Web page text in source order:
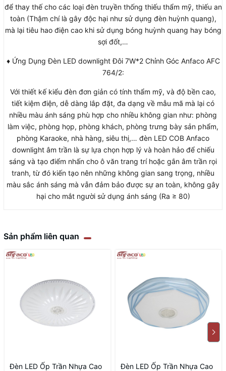
để thay thế cho các loại đèn truyền thống thiếu thẩm mỹ, thiếu an
toàn (Thậm chí là gây độc hại như sử dụng đèn huỳnh quang),
mà lại tiêu hao điện cao khi sử dụng bóng huỳnh quang hay bóng
sợi đốt,…
♦ Ứng Dụng Đèn LED downlight Đôi 7W*2 Chỉnh Góc Anfaco AFC
764/2:
Với thiết kế kiểu đèn đơn giản có tính thẩm mỹ, và độ bền cao,
tiết kiệm điện, dễ dàng lắp đặt, đa dạng về mẫu mã mà lại có
nhiều màu ánh sáng phù hợp cho nhiều không gian như: phòng
làm việc, phòng họp, phòng khách, phòng trưng bày sản phẩm,
phòng Karaoke, nhà hàng, siêu thị,… đèn LED COB Anfaco
downlight âm trần là sự lựa chọn hợp lý và hoàn hảo để chiếu
sáng và tạo điểm nhấn cho ô văn trang trí hoặc gắn âm trần rọi
tranh, từ đó kiến tạo nên những không gian sang trọng, nhiều
màu sắc ánh sáng mà vẫn đảm bảo được sự an toàn, không gây
hại cho mắt người sử dụng ánh sáng (Ra ≥ 80)
Sản phẩm liên quan
Đèn LED Ốp Trần Nhựa Cao
Đèn LED Ốp Trần Nhựa Cao